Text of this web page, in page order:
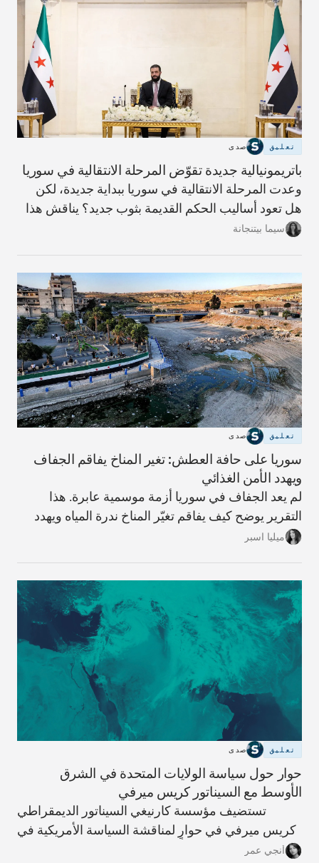
تعليق صدى
باتريمونيالية جديدة تقوّض المرحلة الانتقالية في سوريا
وعدت المرحلة الانتقالية في سوريا ببداية جديدة، لكن
هل تعود أساليب الحكم القديمة بثوب جديد؟ يناقش هذا
المقال مؤشرات ذلك وما يلزم لبناء دولة أكثر شفافية
سيما بيتنجانة
تعليق صدى
سوريا على حافة العطش: تغير المناخ يفاقم الجفاف
ويهدد الأمن الغذائي
لم يعد الجفاف في سوريا أزمة موسمية عابرة. هذا
التقرير يوضح كيف يفاقم تغيّر المناخ ندرة المياه ويهدد
الزراعة والأمن الغذائي، وما الحلول المطروحة لتفادي
ميليا اسبر
تعليق صدى
حوار حول سياسة الولايات المتحدة في الشرق
الأوسط مع السيناتور كريس ميرفي
تستضيف مؤسسة كارنيغي السيناتور الديمقراطي
كريس ميرفي في حوارٍ لمناقشة السياسة الأمريكية في
الشرق الأوسط، محذرًا من أن الحرب على إيران خطأ
أنجي عمر